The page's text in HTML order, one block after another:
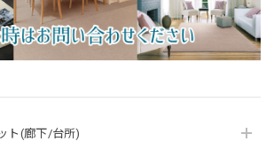
ト(廊下/台所)